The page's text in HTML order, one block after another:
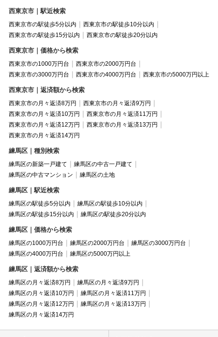
西東京市｜駅近検索
西東京市の駅徒歩5分以内
西東京市の駅徒歩10分以内
西東京市の駅徒歩15分以内
西東京市の駅徒歩20分以内
西東京市｜価格から検索
西東京市の1000万円台
西東京市の2000万円台
西東京市の3000万円台
西東京市の4000万円台 西東京市の5000万円以上
西東京市｜返済額から検索
西東京市の月々返済8万円
西東京市の月々返済9万円
西東京市の月々返済10万円
西東京市の月々返済11万円
西東京市の月々返済12万円
西東京市の月々返済13万円
西東京市の月々返済14万円
練馬区｜種別検索
練馬区の新築一戸建て
練馬区の中古一戸建て
練馬区の中古マンション
練馬区の土地
練馬区｜駅近検索
練馬区の駅徒歩5分以内
練馬区の駅徒歩10分以内
練馬区の駅徒歩15分以内
練馬区の駅徒歩20分以内
練馬区｜価格から検索
練馬区の1000万円台 練馬区の2000万円台
練馬区の3000万円台
練馬区の4000万円台
練馬区の5000万円以上
練馬区｜返済額から検索
練馬区の月々返済8万円
練馬区の月々返済9万円
練馬区の月々返済10万円
練馬区の月々返済11万円
練馬区の月々返済12万円
練馬区の月々返済13万円
練馬区の月々返済14万円